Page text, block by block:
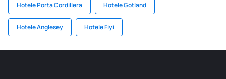
Hotele Porta Cordillera Hotele Gotland
Hotele Anglesey Hotele Fiyi